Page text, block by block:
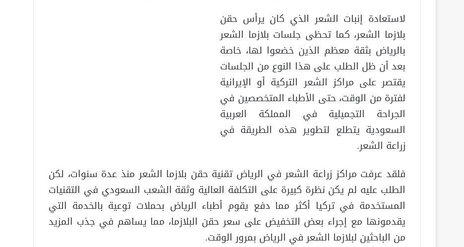
لاستعادة إنبات الشعر الذي كان يرأس حقن
بلازما الشعر، كما تحظى جلسات بلازما الشعر
بالرياض بثقة معظم الذين خضعوا لها، خاصة
بعد أن ظل الطلب على هذا النوع من الجلسات
يقتصر على مراكز الشعر التركية أو الإيرانية
لفترة من الوقت، حتى الأطباء المتخصصين في
الجراحة التجميلية في المملكة العربية
السعودية يتطلع لتطوير هذه الطريقة في
زراعة الشعر.
فلقد عرفت مراكز زراعة الشعر في الرياض تقنية حقن بلازما الشعر منذ عدة سنوات، لكن
الطلب عليه لم يكن نظرة كبيرة على التكلفة العالية وثقة الشعب السعودي في التقنيات
المستخدمة في تركيا أكثر مما دفع يقوم أطباء الرياض بحملات توعية بالخدمة التي
يقدمونها مع إجراء بعض التخفيض على سعر حقن البلازما، مما يساهم في جذب المزيد
من الباحثين لبلازما الشعر في الرياض بمرور الوقت.